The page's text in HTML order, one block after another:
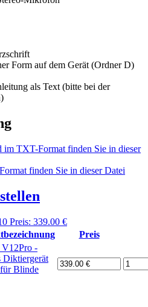
Form auf dem Gerät (Ordner D)
als Text (bitte bei der
im TXT-Format finden Sie in dieser
finden Sie in dieser Datei
Preis: 339.00 €
Preis
-
Diktiergerät
Blinde